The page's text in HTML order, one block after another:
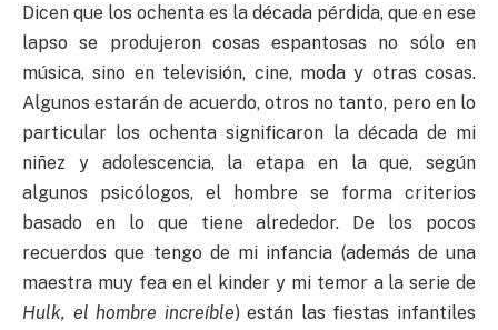
Dicen que los ochenta es la década pérdida, que en ese
lapso se produjeron cosas espantosas no sólo en
música, sino en televisión, cine, moda y otras cosas.
Algunos estarán de acuerdo, otros no tanto, pero en lo
particular los ochenta significaron la década de mi
niñez y adolescencia, la etapa en la que, según
algunos psicólogos, el hombre se forma criterios
basado en lo que tiene alrededor. De los pocos
recuerdos que tengo de mi infancia (además de una
maestra muy fea en el kinder y mi temor a la serie de
Hulk, el hombre increíble) están las fiestas infantiles